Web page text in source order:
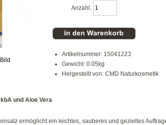
Anzahl:
Artikelnummer: 15041223
Gewicht: 0.05kg
Hergestellt von: CMD Naturkosmetik
und Aloe Vera
ermöglicht ein leichtes, sauberes und gezieltes